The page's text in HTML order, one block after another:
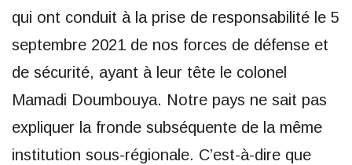
qui ont conduit à la prise de responsabilité le 5
septembre 2021 de nos forces de défense et
de sécurité, ayant à leur tête le colonel
Mamadi Doumbouya. Notre pays ne sait pas
expliquer la fronde subséquente de la même
institution sous-régionale. C’est-à-dire que